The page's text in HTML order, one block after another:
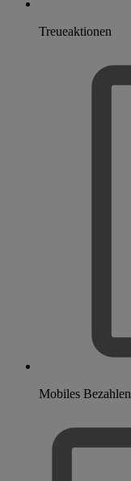
Treueaktionen
Mobiles Bezahlen